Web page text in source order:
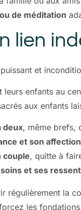
de méditation
lien
et
enfants au
aux enfants
deux, même brefs,
et son affection
couple, quitte à
et ses
régulièrement la
les